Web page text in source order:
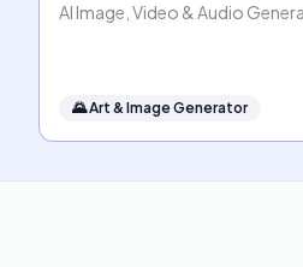
AI Image, Video & Audio
🌄Art & Image Generator